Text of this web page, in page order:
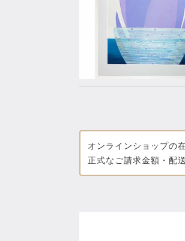
オンラインショップの
正式なご請求金額・配